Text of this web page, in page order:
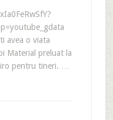
avea o viata
Material preluat la
pentru tineri. …